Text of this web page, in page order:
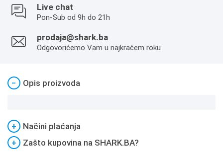
Live chat
Pon-Sub od 9h do 21h
prodaja@shark.ba
Odgovorićemo Vam u najkraćem roku
− Opis proizvoda
+
Načini plaćanja
+
Zašto kupovina na SHARK.BA?